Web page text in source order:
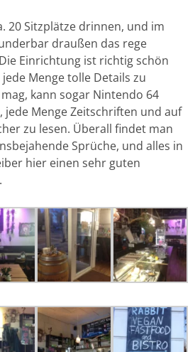
20 Sitzplätze drinnen, und im
draußen das rege
Einrichtung ist richtig schön
Menge tolle Details zu
kann sogar Nintendo 64
jede Menge Zeitschriften und auf
zu lesen. Überall findet man
Sprüche, und alles in
hier einen sehr guten